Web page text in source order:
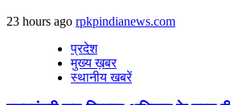
23 hours ago rpkpindianews.com
प्रदेश
मुख्य ख़बर
स्थानीय खबरें